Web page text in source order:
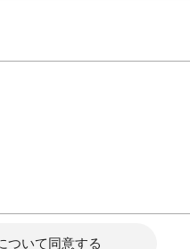
ついて同意する